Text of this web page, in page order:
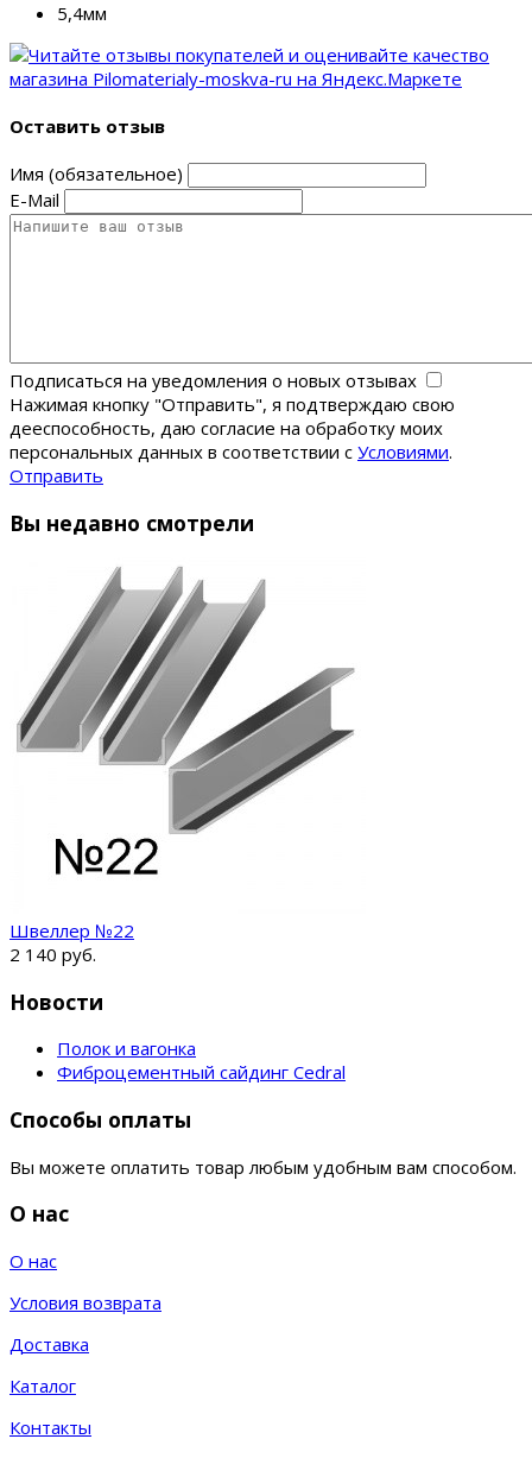
5,4мм
Оставить отзыв
Имя (обязательное)
E-Mail
Подписаться на уведомления о новых отзывах
Нажимая кнопку "Отправить", я подтверждаю свою
дееспособность, даю согласие на обработку моих
персональных данных в соответствии с Условиями.
Отправить
Вы недавно смотрели
Швеллер №22
2 140 руб.
Новости
Полок и вагонка
Фиброцементный сайдинг Cedral
Способы оплаты
Вы можете оплатить товар любым удобным вам способом.
О нас
О нас
Условия возврата
Доставка
Каталог
Контакты